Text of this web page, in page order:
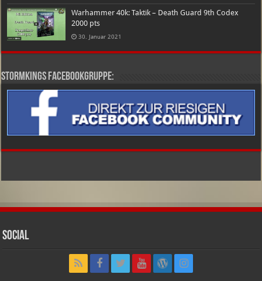
Warhammer 40k: Taktik – Death Guard 9th Codex
2000 pts
30. Januar 2021
Stormkings Facebookgruppe:
Social